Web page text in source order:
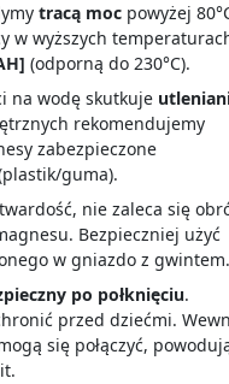
tracą moc powyżej
w wyższych
(odporną do 230°C).
na wodę skutkuje
rekomendujemy
zabezpieczone
guma).
nie zaleca się
Bezpieczniej użyć
w gniazdo z gwintem.
po połknięciu.
przed dziećmi.
się połączyć,